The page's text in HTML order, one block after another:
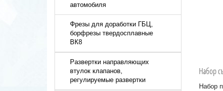
автомобиля
Фрезы для доработки ГБЦ,
борфрезы твердосплавные
ВК8
Развертки направляющих
втулок клапанов,
регулируемые развертки
Набор
Набор